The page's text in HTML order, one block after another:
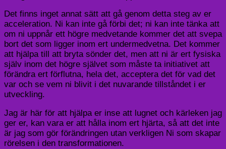
Det finns inget annat sätt att gå genom detta steg av er
acceleration. Ni kan inte gå förbi det; ni kan inte tänka att
om ni uppnår ett högre medvetande kommer det att svepa
bort det som ligger inom ert undermedvetna. Det kommer
att hjälpa till att bryta sönder det, men att ni är ert fysiska
själv inom det högre självet som måste ta initiativet att
förändra ert förflutna, hela det, acceptera det för vad det
var och se vem ni blivit i det nuvarande tillståndet i er
utveckling.
Jag är här för att hjälpa er inse att lugnet och kärleken jag
ger er, kan vara er att hålla inom ert hjärta, så att det inte
är jag som gör förändringen utan verkligen Ni som skapar
rörelsen i den transformationen.